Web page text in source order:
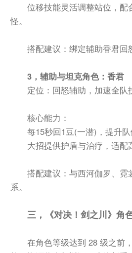
位移技能灵活调整站位，配
怪。
搭配建议：绑定辅助香君回
3，辅助与坦克角色：香君
定位：回怒辅助，加速全队
核心能力：
每15秒回1豆(一潜)，提升队
大招提供护盾与治疗，适配
搭配建议：与西河伽罗、霓
系。
三，《对决！剑之川》角
在角色等级达到 28 级之前